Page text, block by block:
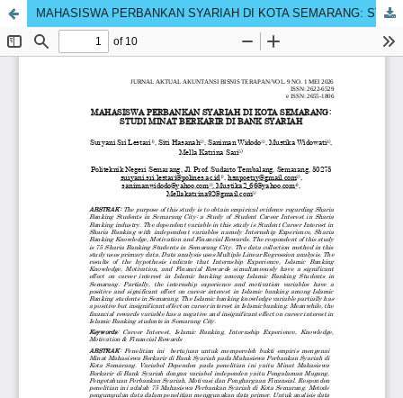
MAHASISWA PERBANKAN SYARIAH DI KOTA SEMARANG: STUDI MINAT BERKARIR DI BANK SYARIAH